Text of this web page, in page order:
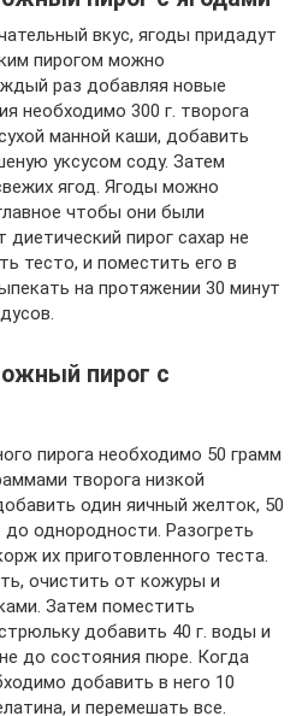
вкус, ягоды придадут
пирогом можно
раз добавляя новые
необходимо 300 г. творога
манной каши, добавить
уксусом соду. Затем
ягод. Ягоды можно
чтобы они были
пирог сахар не
тесто, и поместить его в
на протяжении 30 минут
пирог с
пирога необходимо 50 грамм
творога низкой
один яичный желток, 50
однородности. Разогреть
их приготовленного теста.
очистить от кожуры и
Затем поместить
добавить 40 г. воды и
до состояния пюре. Когда
добавить в него 10
и перемешать все.